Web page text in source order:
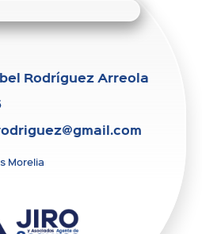
Rodríguez Arreola
Morelia